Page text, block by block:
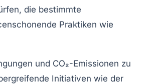
die bestimmte
Praktiken wie
und CO₂-Emissionen zu
Initiativen wie der